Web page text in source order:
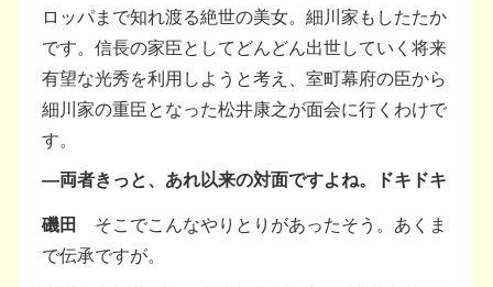
ロッパまで知れ渡る絶世の美女。細川家もしたたか
です。信長の家臣としてどんどん出世していく将来
有望な光秀を利用しようと考え、室町幕府の臣から
細川家の重臣となった松井康之が面会に行くわけで
す。
―両者きっと、あれ以来の対面ですよね。ドキドキ
磯田 そこでこんなやりとりがあったそう。あくま
で伝承ですが。